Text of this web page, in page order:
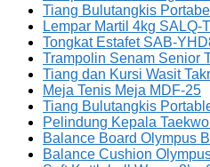
Tiang Bulutangkis
Lempar Martil 4kg SALQ-
Tongkat Estafet SAB-
Trampolin Senam Senior
Tiang dan Kursi Wasit
Meja Tenis Meja MDF-25
Tiang Bulutangkis
Pelindung Kepala
Balance Board Olympus
Balance Cushion